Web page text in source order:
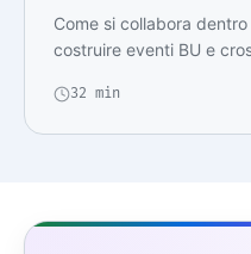
Come si collabora
costruire eventi BU e
32 min